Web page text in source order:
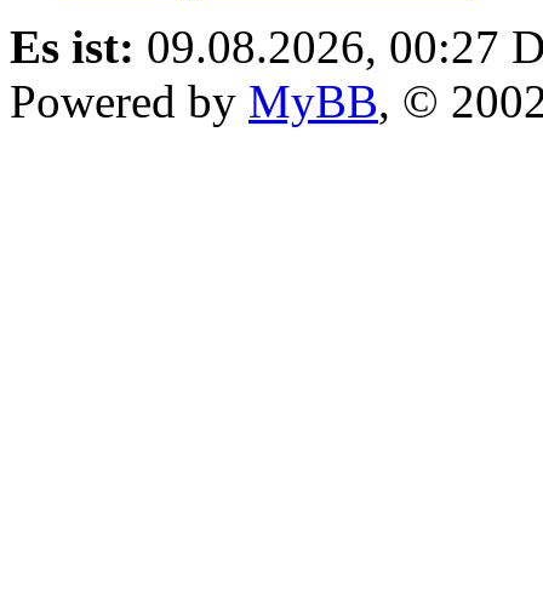
Es ist: 09.08.2026, 00:27
Powered by MyBB, ©